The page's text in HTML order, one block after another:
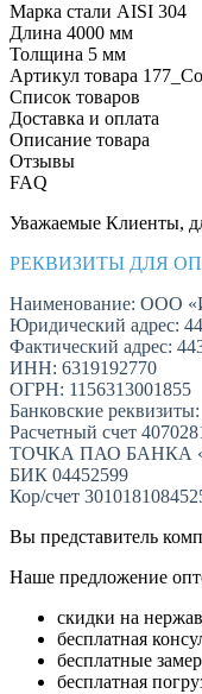
Марка стали AISI 304
Длина 4000 мм
Толщина 5 мм
Артикул товара
Список товаров
Доставка и оплата
Описание товара
Отзывы
FAQ
Уважаемые Клиенты,
РЕКВИЗИТЫ ДЛЯ
Наименование: ООО
Юридический адрес:
Фактический адрес:
ИНН: 6319192770
ОГРН: 1156313001855
Банковские реквизиты:
Расчетный счет
ТОЧКА ПАО БАНКА
БИК 04452599
Кор/счет
Вы представитель
Наше предложение
скидки на
бесплатная
бесплатные
бесплатная